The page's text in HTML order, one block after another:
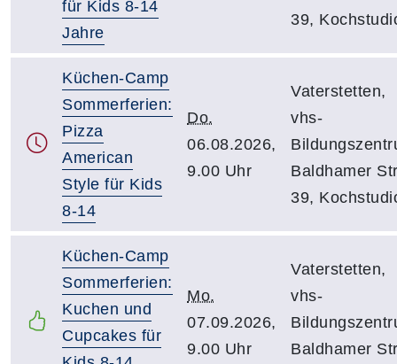
für Kids 8-14
Jahre
39,
Küchen-Camp
Sommerferien:
Pizza
American
Style für Kids
8-14
Do.
06.08.2026,
9.00 Uhr
Vaterstetten,
vhs-
Baldhamer
39,
Küchen-Camp
Sommerferien:
Kuchen und
Cupcakes für
Mo.
07.09.2026,
9.00 Uhr
Vaterstetten,
vhs-
Baldhamer